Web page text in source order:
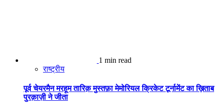
1 min read
राष्ट्रीय
पूर्व चेयरमैन मरहूम तारिक़ मुस्तफ़ा मेमोरियल क्रिकेट टूर्नामेंट का ख़िताब
पुरक़ाज़ी ने जीता